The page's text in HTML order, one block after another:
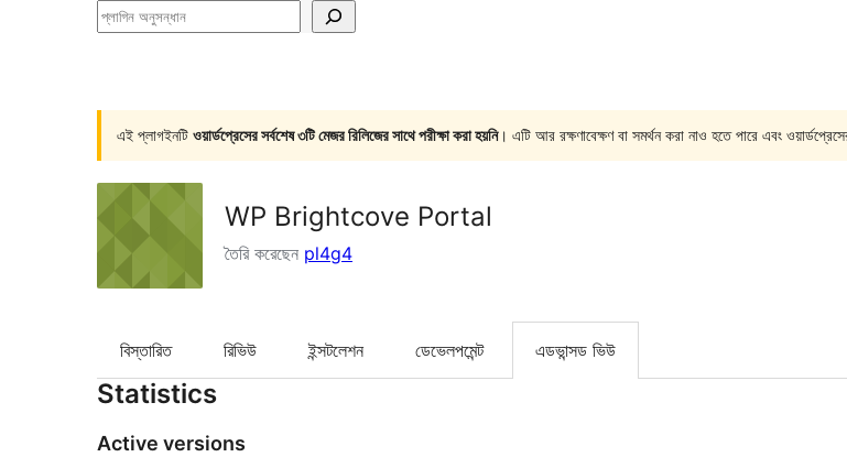
প্লাগিন
এই প্লাগইনটি ওয়ার্ডপ্রেসের সর্বশেষ ৩টি মেজর রিলিজের সাথে পরীক্ষা করা হয়নি। এটি আর রক্ষণাবেক্ষণ বা সমর্থন করা নাও হতে পারে এবং
WP Brightcove Portal
তৈরি করেছেন pl4g4
বিস্তারিত রিভিউ ইন্সটলেশন ডেভেলপমেন্ট এডভান্সড ভিউ
Statistics
Active versions